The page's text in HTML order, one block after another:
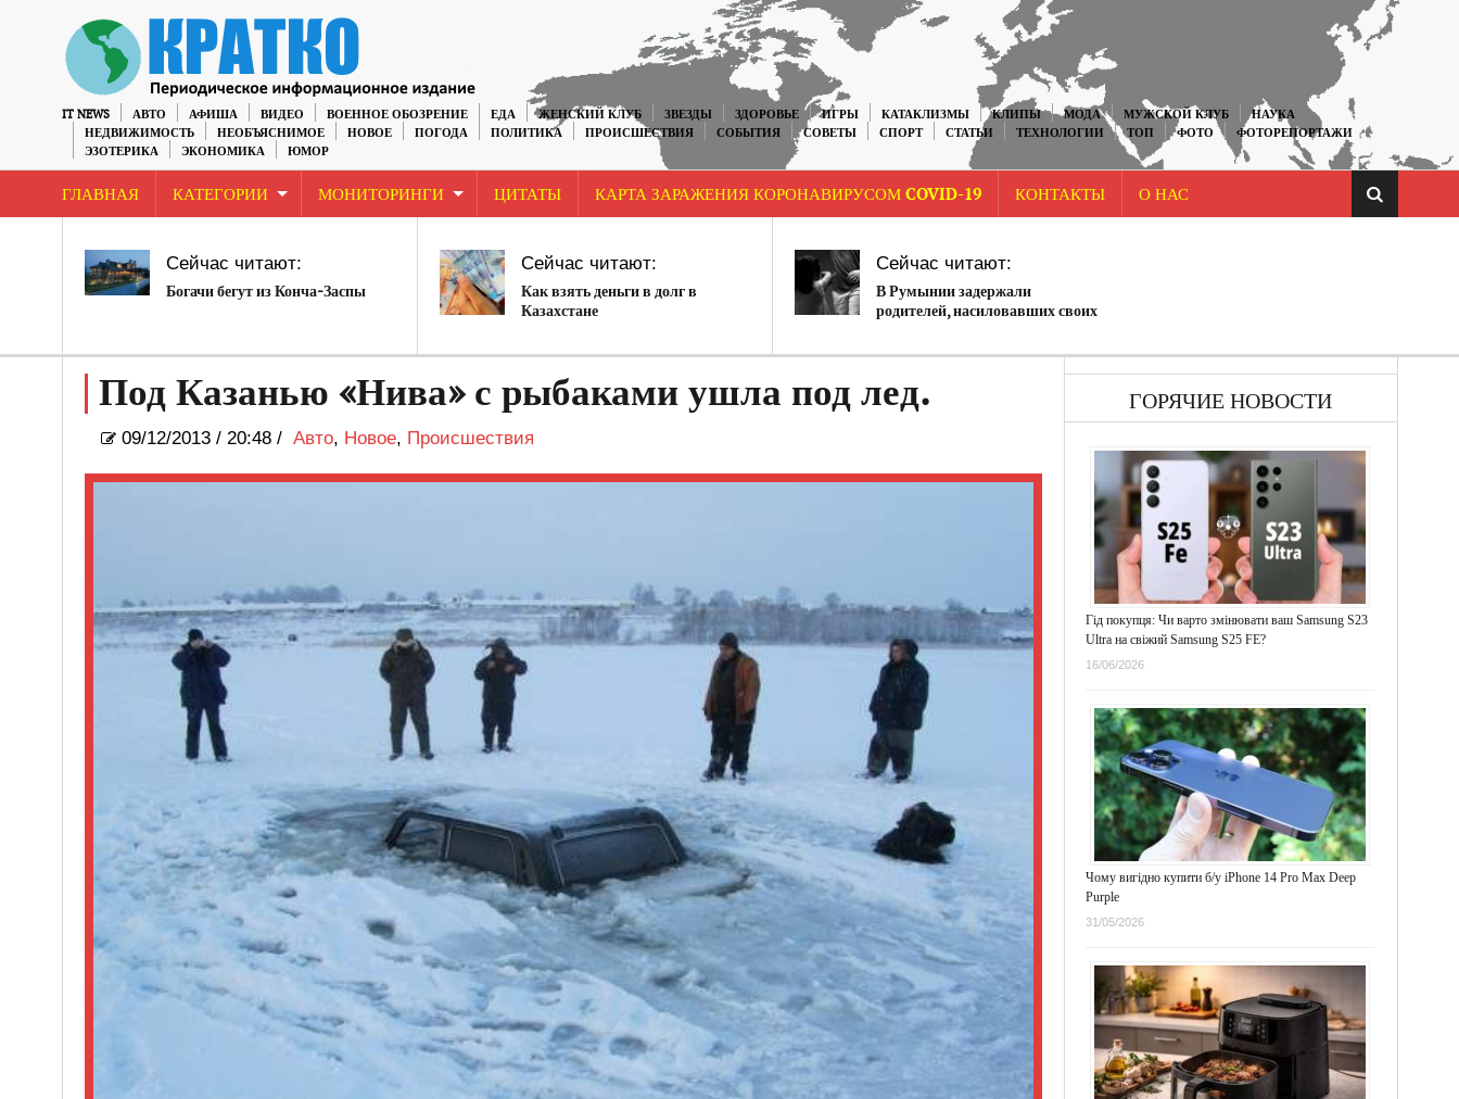
IT NEWS АВТО АФИША ВИДЕО ВОЕННОЕ ОБОЗРЕНИЕ ЕДА ЖЕНСКИЙ КЛУБ ЗВЕЗДЫ ЗДОРОВЬЕ ИГРЫ КАТАКЛИЗМЫ КЛИПЫ МОДА МУЖСКОЙ КЛУБ
НАУКА
НЕДВИЖИМОСТЬ
НЕОБЪЯСНИМОЕ НОВОЕ ПОГОДА ПОЛИТИКА ПРОИСШЕСТВИЯ СОБЫТИЯ СОВЕТЫ СПОРТ СТАТЬИ ТЕХНОЛОГИИ ТОП ФОТО
ФОТОРЕПОРТАЖИ
ЭЗОТЕРИКА
ЭКОНОМИКА ЮМОР
ГЛАВНАЯ КАТЕГОРИИ МОНИТОРИНГИ ЦИТАТЫ КАРТА ЗАРАЖЕНИЯ КОРОНАВИРУСОМ COVID-19 КОНТАКТЫ О НАС
Сейчас читают:
Богачи бегут из Конча-Заспы
Сейчас читают:
Как взять деньги в долг в
Казахстане
Сейчас читают:
В Румынии задержали
родителей, насиловавших своих
Под Казанью «Нива» с рыбаками ушла под лед.
09/12/2013/ 20:48 / Авто, Новое, Происшествия
ГОРЯЧИЕ НОВОСТИ
Гід покупця: Чи варто змінювати ваш Samsung S23
Ultra на свіжий Samsung S25 FE?
16/06/2026
Чому вигідно купити б/у iPhone 14 Pro Max Deep
Purple
31/05/2026